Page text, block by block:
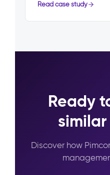
Read case study
Ready
similar
Discover how